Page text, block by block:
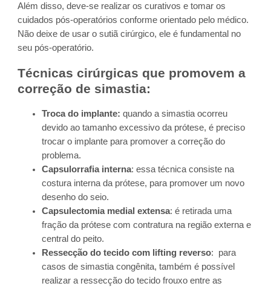
Além disso, deve-se realizar os curativos e tomar os
cuidados pós-operatórios conforme orientado pelo médico.
Não deixe de usar o sutiã cirúrgico, ele é fundamental no
seu pós-operatório.
Técnicas cirúrgicas que promovem a
correção de simastia:
Troca do implante: quando a simastia ocorreu
devido ao tamanho excessivo da prótese, é preciso
trocar o implante para promover a correção do
problema.
Capsulorrafia interna: essa técnica consiste na
costura interna da prótese, para promover um novo
desenho do seio.
Capsulectomia medial extensa: é retirada uma
fração da prótese com contratura na região externa e
central do peito.
Ressecção do tecido com lifting reverso: para
casos de simastia congênita, também é possível
realizar a ressecção do tecido frouxo entre as